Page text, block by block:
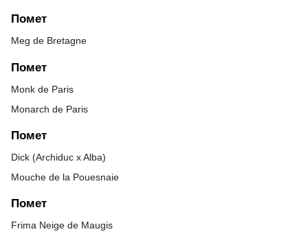
Помет
Meg de Bretagne
Помет
Monk de Paris
Monarch de Paris
Помет
Dick (Archiduc x Alba)
Mouche de la Pouesnaie
Помет
Frima Neige de Maugis